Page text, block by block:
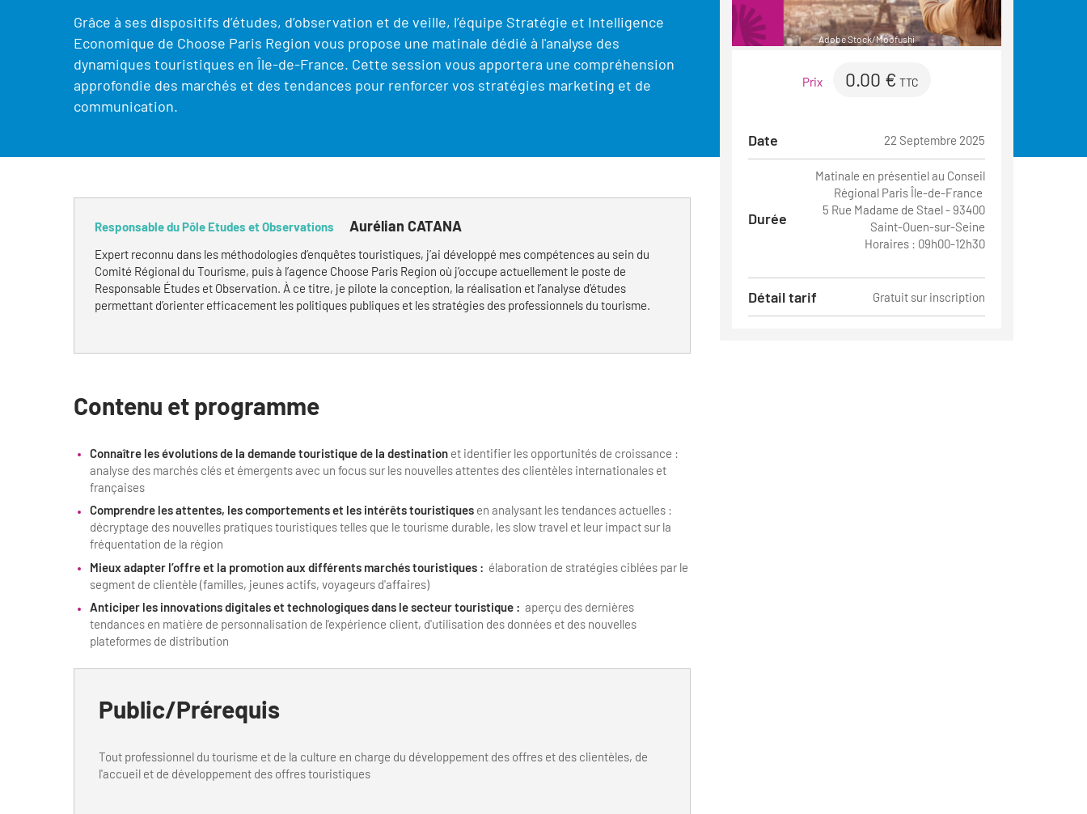
Grâce à ses dispositifs d’études, d’observation et de veille, l’équipe Stratégie et Intelligence
Economique de Choose Paris Region vous propose une matinale dédié à l'analyse des
dynamiques touristiques en Île-de-France. Cette session vous apportera une compréhension
approfondie des marchés et des tendances pour renforcer vos stratégies marketing et de
communication.
Responsable du Pôle Etudes et Observations Aurélian CATANA
Expert reconnu dans les méthodologies d’enquêtes touristiques, j’ai développé mes compétences au sein du
Comité Régional du Tourisme, puis à l’agence Choose Paris Region où j’occupe actuellement le poste de
Responsable Études et Observation. À ce titre, je pilote la conception, la réalisation et l’analyse d’études
permettant d’orienter efficacement les politiques publiques et les stratégies des professionnels du tourisme.
Contenu et programme
Connaître les évolutions de la demande touristique de la destinationet identifier les opportunités de croissance :
analyse des marchés clés et émergents avec un focus sur les nouvelles attentes des clientèles internationales et
françaises
Comprendre les attentes, les comportements et les intérêts touristiquesen analysant les tendances actuelles :
décryptage des nouvelles pratiques touristiques telles que le tourisme durable, les slow travel et leur impact sur la
fréquentation de la région
Mieux adapter l’offre et la promotion aux différents marchés touristiques : élaboration de stratégies ciblées par le
segment de clientèle (familles, jeunes actifs, voyageurs d'affaires)
Anticiper les innovations digitales et technologiques dans le secteur touristique : aperçu des dernières
tendances en matière de personnalisation de l'expérience client, d'utilisation des données et des nouvelles
plateformes de distribution
Public/Prérequis
Tout professionnel du tourisme et de la culture en charge du développement des offres et des clientèles, de
l'accueil et de développement des offres touristiques
Adobe Stock/Moofushi
Prix 0.00 € TTC
Date 22 Septembre 2025
Durée
Matinale en présentiel au Conseil
Régional Paris Île-de-France
5 Rue Madame de Stael - 93400
Saint-Ouen-sur-Seine
Horaires : 09h00-12h30
Détail tarif Gratuit sur inscription